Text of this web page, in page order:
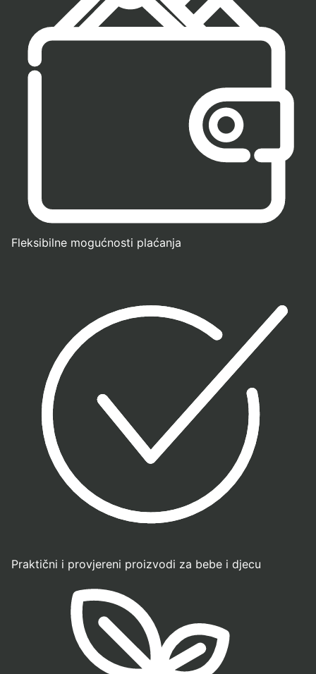
Fleksibilne mogućnosti plaćanja
Praktični i provjereni proizvodi za bebe i djecu